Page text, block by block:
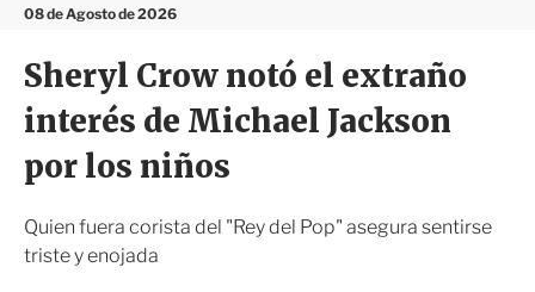
n
08 de Agosto de 2026
i
r
Sheryl Crow notó el extraño
interés de Michael Jackson
por los niños
Quien fuera corista del "Rey del Pop" asegura sentirse
triste y enojada